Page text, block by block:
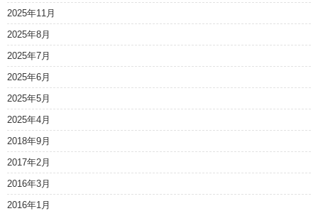
2025年11月
2025年8月
2025年7月
2025年6月
2025年5月
2025年4月
2018年9月
2017年2月
2016年3月
2016年1月